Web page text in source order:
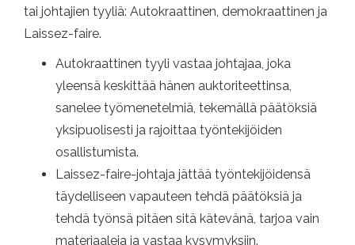
tai johtajien tyyliä: Autokraattinen, demokraattinen ja
Laissez-faire.
Autokraattinen tyyli vastaa johtajaa, joka
yleensä keskittää hänen auktoriteettinsa,
sanelee työmenetelmiä, tekemällä päätöksiä
yksipuolisesti ja rajoittaa työntekijöiden
osallistumista.
Laissez-faire-johtaja jättää työntekijöidensä
täydelliseen vapauteen tehdä päätöksiä ja
tehdä työnsä pitäen sitä kätevänä, tarjoa vain
materiaaleja ja vastaa kysymyksiin.